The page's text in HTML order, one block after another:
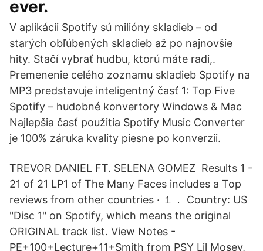
ever.
V aplikácii Spotify sú milióny skladieb – od
starých obľúbených skladieb až po najnovšie
hity. Stačí vybrať hudbu, ktorú máte radi,.
Premenenie celého zoznamu skladieb Spotify na
MP3 predstavuje inteligentný časť 1: Top Five
Spotify – hudobné konvertory Windows & Mac
Najlepšia časť použitia Spotify Music Converter
je 100% záruka kvality piesne po konverzii.
TREVOR DANIEL FT. SELENA GOMEZ Results 1 -
21 of 21 LP1 of The Many Faces includes a Top
reviews from other countries · １． Country: US
"Disc 1" on Spotify, which means the original
ORIGINAL track list. View Notes -
PE+100+Lecture+11+Smith from PSY Lil Mosey,